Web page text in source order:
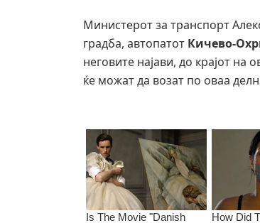
Министерот за транспорт
градба, автопатот Кичево-
неговите најави, до крајот на
ќе можат да возат по оваа